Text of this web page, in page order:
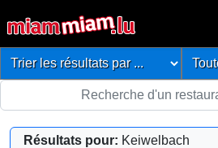
Résultats pour: Keiwelbach